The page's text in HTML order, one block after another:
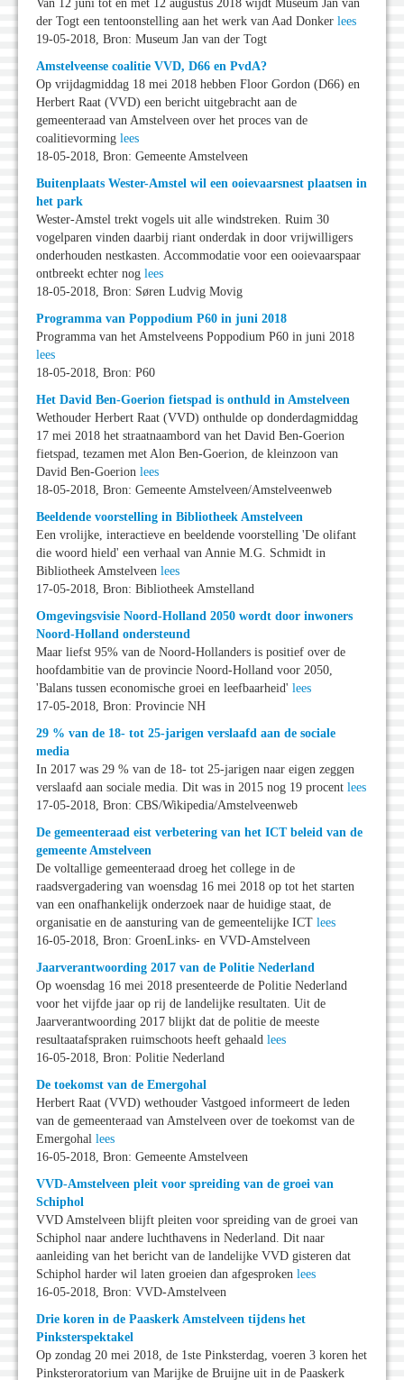
Van 12 juni tot en met 12 augustus 2018 wijdt Museum Jan van
der Togt een tentoonstelling aan het werk van Aad Donker lees
19-05-2018, Bron: Museum Jan van der Togt
Amstelveense coalitie VVD, D66 en PvdA?
Op vrijdagmiddag 18 mei 2018 hebben Floor Gordon (D66) en
Herbert Raat (VVD) een bericht uitgebracht aan de
gemeenteraad van Amstelveen over het proces van de
coalitievorming lees
18-05-2018, Bron: Gemeente Amstelveen
Buitenplaats Wester-Amstel wil een ooievaarsnest plaatsen in
het park
Wester-Amstel trekt vogels uit alle windstreken. Ruim 30
vogelparen vinden daarbij riant onderdak in door vrijwilligers
onderhouden nestkasten. Accommodatie voor een ooievaarspaar
ontbreekt echter nog lees
18-05-2018, Bron: Søren Ludvig Movig
Programma van Poppodium P60 in juni 2018
Programma van het Amstelveens Poppodium P60 in juni 2018
lees
18-05-2018, Bron: P60
Het David Ben-Goerion fietspad is onthuld in Amstelveen
Wethouder Herbert Raat (VVD) onthulde op donderdagmiddag
17 mei 2018 het straatnaambord van het David Ben-Goerion
fietspad, tezamen met Alon Ben-Goerion, de kleinzoon van
David Ben-Goerion lees
18-05-2018, Bron: Gemeente Amstelveen/Amstelveenweb
Beeldende voorstelling in Bibliotheek Amstelveen
Een vrolijke, interactieve en beeldende voorstelling 'De olifant
die woord hield' een verhaal van Annie M.G. Schmidt in
Bibliotheek Amstelveen lees
17-05-2018, Bron: Bibliotheek Amstelland
Omgevingsvisie Noord-Holland 2050 wordt door inwoners
Noord-Holland ondersteund
Maar liefst 95% van de Noord-Hollanders is positief over de
hoofdambitie van de provincie Noord-Holland voor 2050,
'Balans tussen economische groei en leefbaarheid' lees
17-05-2018, Bron: Provincie NH
29 % van de 18- tot 25-jarigen verslaafd aan de sociale
media
In 2017 was 29 % van de 18- tot 25-jarigen naar eigen zeggen
verslaafd aan sociale media. Dit was in 2015 nog 19 procent lees
17-05-2018, Bron: CBS/Wikipedia/Amstelveenweb
De gemeenteraad eist verbetering van het ICT beleid van de
gemeente Amstelveen
De voltallige gemeenteraad droeg het college in de
raadsvergadering van woensdag 16 mei 2018 op tot het starten
van een onafhankelijk onderzoek naar de huidige staat, de
organisatie en de aansturing van de gemeentelijke ICT lees
16-05-2018, Bron: GroenLinks- en VVD-Amstelveen
Jaarverantwoording 2017 van de Politie Nederland
Op woensdag 16 mei 2018 presenteerde de Politie Nederland
voor het vijfde jaar op rij de landelijke resultaten. Uit de
Jaarverantwoording 2017 blijkt dat de politie de meeste
resultaatafspraken ruimschoots heeft gehaald lees
16-05-2018, Bron: Politie Nederland
De toekomst van de Emergohal
Herbert Raat (VVD) wethouder Vastgoed informeert de leden
van de gemeenteraad van Amstelveen over de toekomst van de
Emergohal lees
16-05-2018, Bron: Gemeente Amstelveen
VVD-Amstelveen pleit voor spreiding van de groei van
Schiphol
VVD Amstelveen blijft pleiten voor spreiding van de groei van
Schiphol naar andere luchthavens in Nederland. Dit naar
aanleiding van het bericht van de landelijke VVD gisteren dat
Schiphol harder wil laten groeien dan afgesproken lees
16-05-2018, Bron: VVD-Amstelveen
Drie koren in de Paaskerk Amstelveen tijdens het
Pinksterspektakel
Op zondag 20 mei 2018, de 1ste Pinksterdag, voeren 3 koren het
Pinksteroratorium van Marijke de Bruijne uit in de Paaskerk